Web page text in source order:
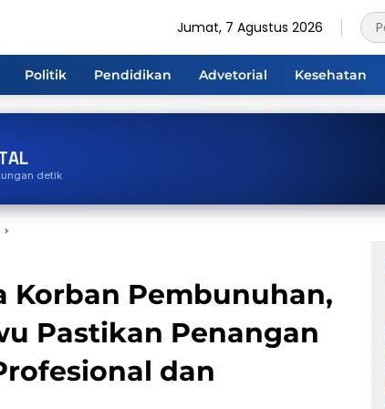
Jumat, 7 Agustus 2026
Politik Pendidikan Advetorial Kesehatan
detik
Korban Pembunuhan,
Pastikan Penangan
dan